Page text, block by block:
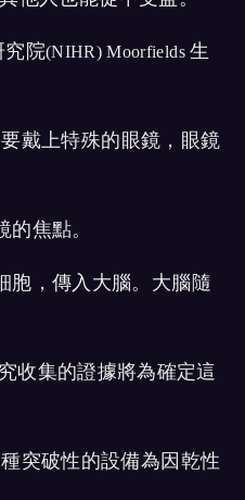
究院(NIHR) Moorfields生
戴上特殊的眼鏡，眼鏡
焦點。
胞，傳入大腦。大腦隨
收集的證據將為確定這
突破性的設備為因乾性